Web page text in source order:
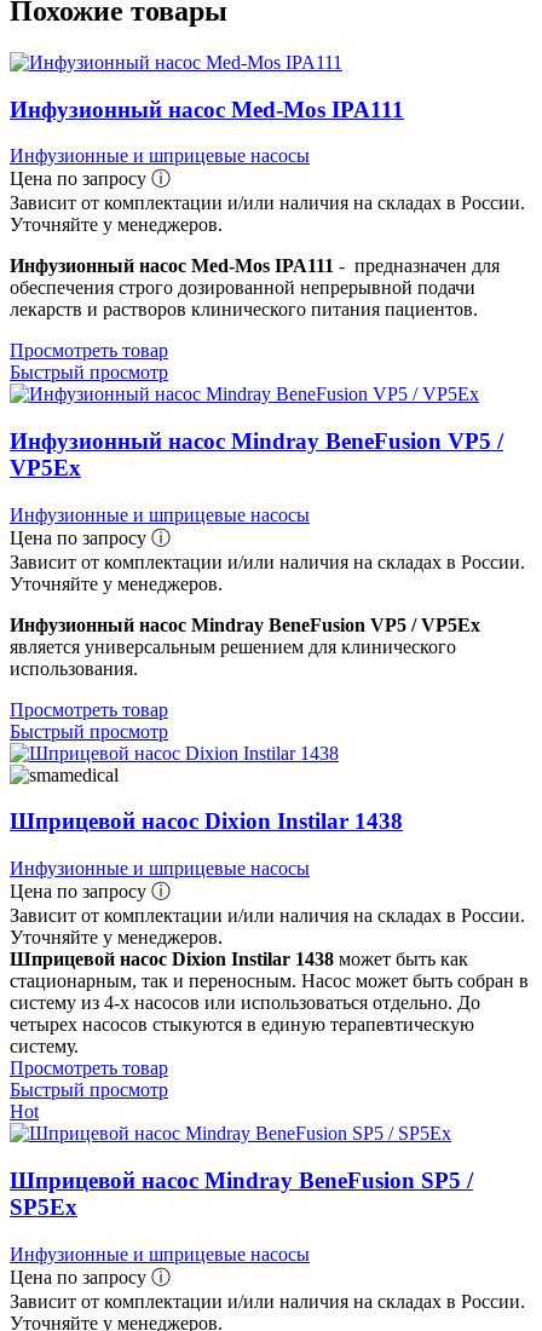
Похожие товары
Инфузионный насос Med-Mos IPA111
Инфузионные и шприцевые насосы
Цена по запросу ⓘ
Зависит от комплектации и/или наличия на складах в России.
Уточняйте у менеджеров.
Инфузионный насос Med-Mos IPA111 - предназначен для
обеспечения строго дозированной непрерывной подачи
лекарств и растворов клинического питания пациентов.
Просмотреть товар
Быстрый просмотр
Инфузионный насос Mindray BeneFusion VP5 /
VP5Ex
Инфузионные и шприцевые насосы
Цена по запросу ⓘ
Зависит от комплектации и/или наличия на складах в России.
Уточняйте у менеджеров.
Инфузионный насос Mindray BeneFusion VP5 / VP5Ex
является универсальным решением для клинического
использования.
Просмотреть товар
Быстрый просмотр
Шприцевой насос Dixion Instilar 1438
Инфузионные и шприцевые насосы
Цена по запросу ⓘ
Зависит от комплектации и/или наличия на складах в России.
Уточняйте у менеджеров.
Шприцевой насос Dixion Instilar 1438 может быть как
стационарным, так и переносным. Насос может быть собран в
систему из 4-х насосов или использоваться отдельно. До
четырех насосов стыкуются в единую терапевтическую
систему.
Просмотреть товар
Быстрый просмотр
Hot
Шприцевой насос Mindray BeneFusion SP5 /
SP5Ex
Инфузионные и шприцевые насосы
Цена по запросу ⓘ
Зависит от комплектации и/или наличия на складах в России.
Уточняйте у менеджеров.